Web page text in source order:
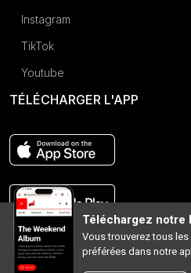
Instagram
TikTok
Youtube
TÉLÉCHARGER L'APP
Téléchargez notre
Vous trouverez tous
préférées dans notre